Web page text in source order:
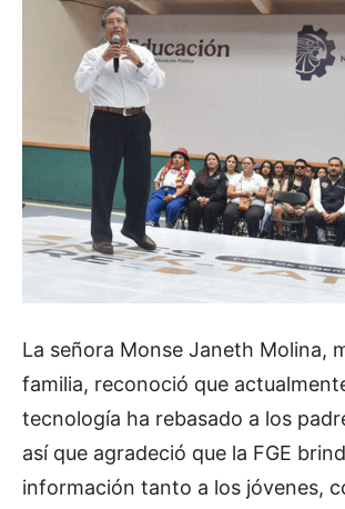
La señora Monse Janeth Molina,
familia, reconoció que
tecnología ha rebasado a los
así que agradeció que la FGE
información tanto a los jóvenes,